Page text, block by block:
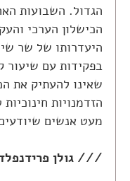
הגדול. השבועות
הכישלון הערכי
היעדרותו של שר
בפקידות עם שיעור
שאינו להעתיק את
הזדמנויות
מעט אנשים
/// גולן